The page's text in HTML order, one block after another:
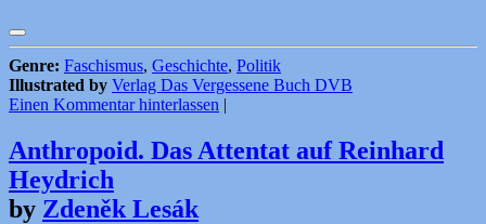
Genre: Faschismus, Geschichte, Politik
Illustrated by Verlag Das Vergessene Buch DVB
Einen Kommentar hinterlassen |
Anthropoid. Das Attentat auf Reinhard
Heydrich
by Zdeněk Lesák